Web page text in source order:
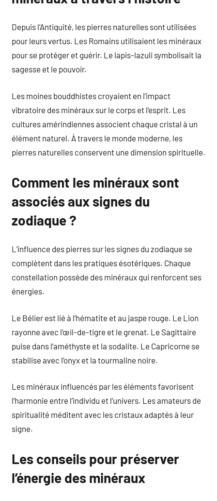
Depuis l’Antiquité, les pierres naturelles sont utilisées
pour leurs vertus. Les Romains utilisaient les minéraux
pour se protéger et guérir. Le lapis-lazuli symbolisait la
sagesse et le pouvoir.
Les moines bouddhistes croyaient en l’impact
vibratoire des minéraux sur le corps et l’esprit. Les
cultures amérindiennes associent chaque cristal à un
élément naturel. À travers le monde moderne, les
pierres naturelles conservent une dimension spirituelle.
Comment les minéraux sont
associés aux signes du
zodiaque ?
L’influence des pierres sur les signes du zodiaque se
complètent dans les pratiques ésotériques. Chaque
constellation possède des minéraux qui renforcent ses
énergies.
Le Bélier est lié à l’hématite et au jaspe rouge. Le Lion
rayonne avec l’œil-de-tigre et le grenat. Le Sagittaire
puise dans l’améthyste et la sodalite. Le Capricorne se
stabilise avec l’onyx et la tourmaline noire.
Les minéraux influencés par les éléments favorisent
l’harmonie entre l’individu et l’univers. Les amateurs de
spiritualité méditent avec les cristaux adaptés à leur
signe.
Les conseils pour préserver
l’énergie des minéraux